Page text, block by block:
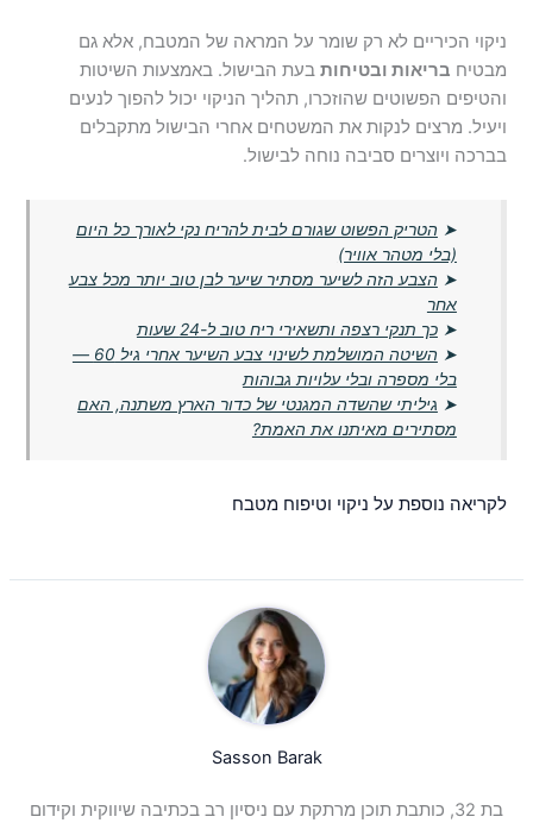
ניקוי הכיריים לא רק שומר על המראה של המטבח, אלא גם
מבטיח בריאות ובטיחות בעת הבישול. באמצעות השיטות
והטיפים הפשוטים שהוזכרו, תהליך הניקוי יכול להפוך לנעים
ויעיל. מרצים לנקות את המשטחים אחרי הבישול מתקבלים
בברכה ויוצרים סביבה נוחה לבישול.
➤ הטריק הפשוט שגורם לבית להריח נקי לאורך כל היום
(בלי מטהר אוויר)
➤ הצבע הזה לשיער מסתיר שיער לבן טוב יותר מכל צבע
אחר
➤כך תנקי רצפה ותשאירי ריח טוב ל-24 שעות
➤
השיטה המושלמת לשינוי צבע השיער אחרי גיל 60 —
בלי מספרה ובלי עלויות גבוהות
➤ גיליתי שהשדה המגנטי של כדור הארץ משתנה, האם
מסתירים מאיתנו את האמת?
לקריאה נוספת על ניקוי וטיפוח מטבח
Sasson Barak
בת 32, כותבת תוכן מרתקת עם ניסיון רב בכתיבה שיווקית וקידום